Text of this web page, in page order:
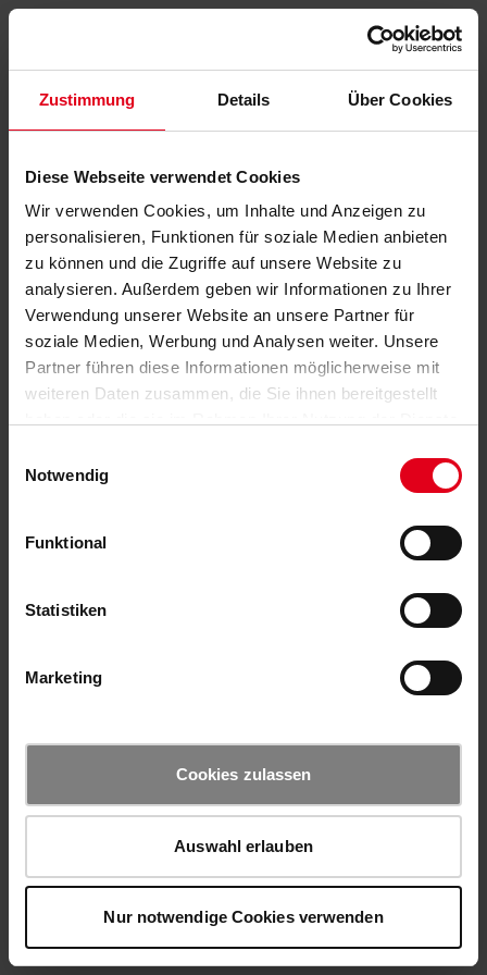
Zustimmung Details Über Cookies
Diese Webseite verwendet Cookies
Wir verwenden Cookies, um Inhalte und Anzeigen zu
personalisieren, Funktionen für soziale Medien anbieten
zu können und die Zugriffe auf unsere Website zu
analysieren. Außerdem geben wir Informationen zu Ihrer
Verwendung unserer Website an unsere Partner für
soziale Medien, Werbung und Analysen weiter. Unsere
Partner führen diese Informationen möglicherweise mit
weiteren Daten zusammen, die Sie ihnen bereitgestellt
Notwendig
Funktional
Statistiken
Marketing
Cookies zulassen
Auswahl erlauben
Nur notwendige Cookies verwenden